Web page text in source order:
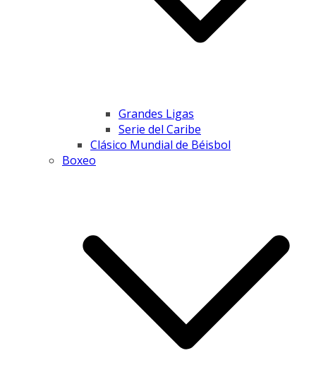
Grandes Ligas
Serie del Caribe
Clásico Mundial de Béisbol
Boxeo